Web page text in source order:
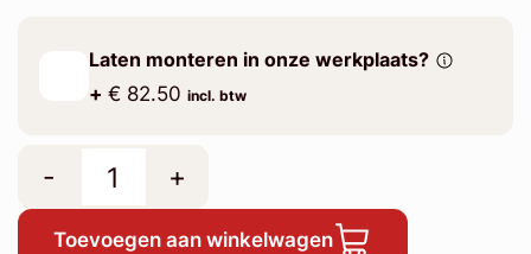
Laten monteren in onze werkplaats?
+ € 82.50 incl. btw
- +
Toevoegen aan winkelwagen